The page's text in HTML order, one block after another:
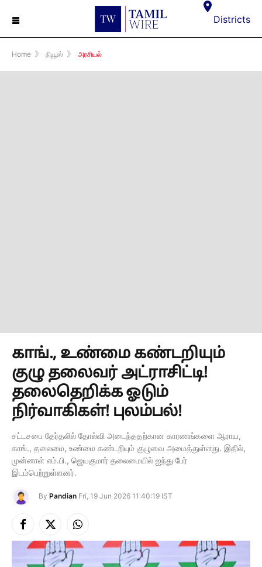
☰ Districts
Home 》 நியூஸ் 》 அரசியல்
காங்., உண்மை கண்டறியும்
குழு தலைவர் அட்ராசிட்டி!
தலைதெறிக்க ஓடும்
நிர்வாகிகள்! புலம்பல்!
சட்டசபை தேர்தலில் தோல்வி அடைந்ததற்கான காரணங்களை ஆராய,
காங்., தலைமை, உண்மை கண்டறியும் குழுவை அமைத்துள்ளது. இதில்,
முன்னாள் எம்.பி., ஜெயகுமார் தலைமையில் ஐந்து பேர்
இடம்பெற்றுள்ளனர்.
By Pandian Fri, 19 Jun 2026 11:40:19 IST
Facebook
X
(Twitter)
Instagram